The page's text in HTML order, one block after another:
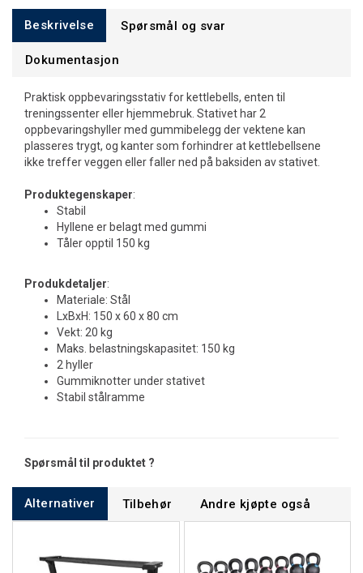
Beskrivelse Spørsmål og svar
Dokumentasjon
Praktisk oppbevaringsstativ for kettlebells, enten til
treningssenter eller hjemmebruk. Stativet har 2
oppbevaringshyller med gummibelegg der vektene kan
plasseres trygt, og kanter som forhindrer at kettlebellsene
ikke treffer veggen eller faller ned på baksiden av stativet.
Produktegenskaper:
Stabil
Hyllene er belagt med gummi
Tåler opptil 150 kg
Produkdetaljer:
Materiale: Stål
LxBxH: 150 x 60 x 80 cm
Vekt: 20 kg
Maks. belastningskapasitet: 150 kg
2 hyller
Gummiknotter under stativet
Stabil stålramme
Spørsmål til produktet ?
Alternativer Tilbehør Andre kjøpte også